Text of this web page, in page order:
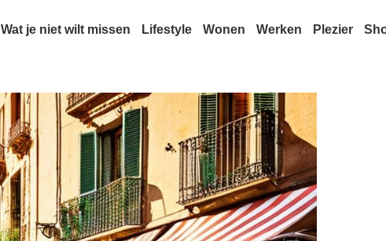
Wat je niet wilt missen Lifestyle Wonen Werken Plezier